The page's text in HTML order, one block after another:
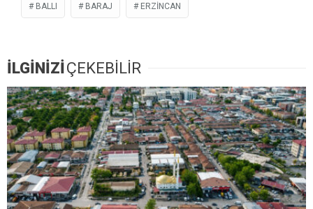
BALLI BARAJ ERZİNCAN
İLGİNİZİÇEKEBİLİR